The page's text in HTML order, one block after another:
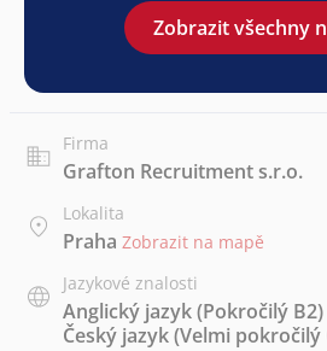
Zobrazit všechny
Firma
Grafton Recruitment s.r.o.
Lokalita
Praha Zobrazit na mapě
Jazykové znalosti
Anglický jazyk(Pokročilý B2)
Český jazyk(Velmi pokročilý